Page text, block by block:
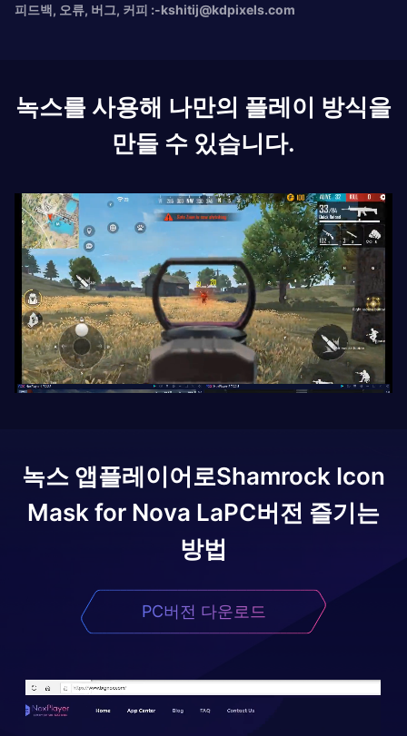
피드백, 오류, 버그, 커피 :-kshitij@kdpixels.com
녹스를 사용해 나만의 플레이 방식을
만들 수 있습니다.
녹스 앱플레이어로Shamrock Icon
Mask for Nova LaPC버전 즐기는
방법
PC버전 다운로드